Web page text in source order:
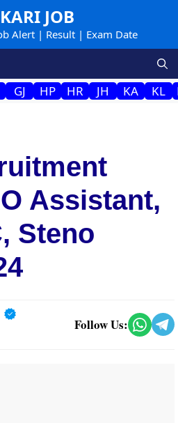
JOB
Alert | Result | Exam Date
GJ HP HR JH KA KL
Assistant,
Steno
Follow Us: